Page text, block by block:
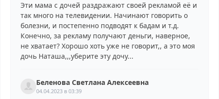
Эти мама с дочей раздражают своей рекламой её и
так много на телевидении. Начинают говорить о
болезни, и постепенно подводят к бадам и т.д.
Конечно, за рекламу получают деньги, наверное,
не хватает? Хорошо хоть уже не говорит,, а это моя
дочь Наташа,,,уберите эту дочу...
Беленова Светлана Алексеевна
04.04.2023 в 03:39